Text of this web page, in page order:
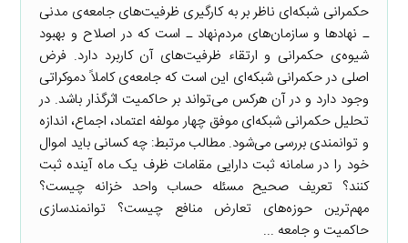
حکمرانی شبکه‌ای ناظر بر به کارگیری ظرفیت‌های جامعه‌ی مدنی
ـ نهادها و سازمان‌های مردم‌نهاد ـ است که در اصلاح و بهبود
شیوه‌ی حکمرانی و ارتقاء ظرفیت‌های آن کاربرد دارد. فرض
اصلی در حکمرانی شبکه‌ای این است که جامعه‌ی کاملاً دموکراتی
وجود دارد و در آن هرکس می‌تواند بر حاکمیت اثرگذار باشد. در
تحلیل حکمرانی شبکه‌ای موفق چهار مولفه اعتماد، اجماع، اندازه
و توانمندی بررسی می‌شود. مطالب مرتبط: چه کسانی باید اموال
خود را در سامانه ثبت دارایی مقامات ظرف یک ماه آینده ثبت
کنند؟ تعریف صحیح مسئله حساب واحد خزانه چیست؟
مهم‌ترین حوزه‌های تعارض منافع چیست؟ توانمندسازی
حاکمیت و جامعه ...